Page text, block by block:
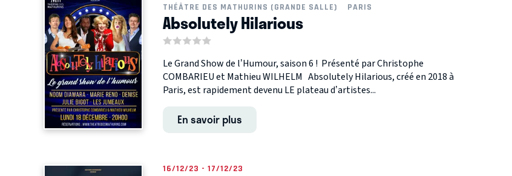
THÉÂTRE DES MATHURINS (GRANDE SALLE)
PARIS
Absolutely Hilarious
Le Grand Show de l’Humour, saison 6 ! Présenté par Christophe
COMBARIEU et Mathieu WILHELM Absolutely Hilarious, créé en 2018 à
Paris, est rapidement devenu LE plateau d’artistes...
En savoir plus
16/12/23 - 17/12/23